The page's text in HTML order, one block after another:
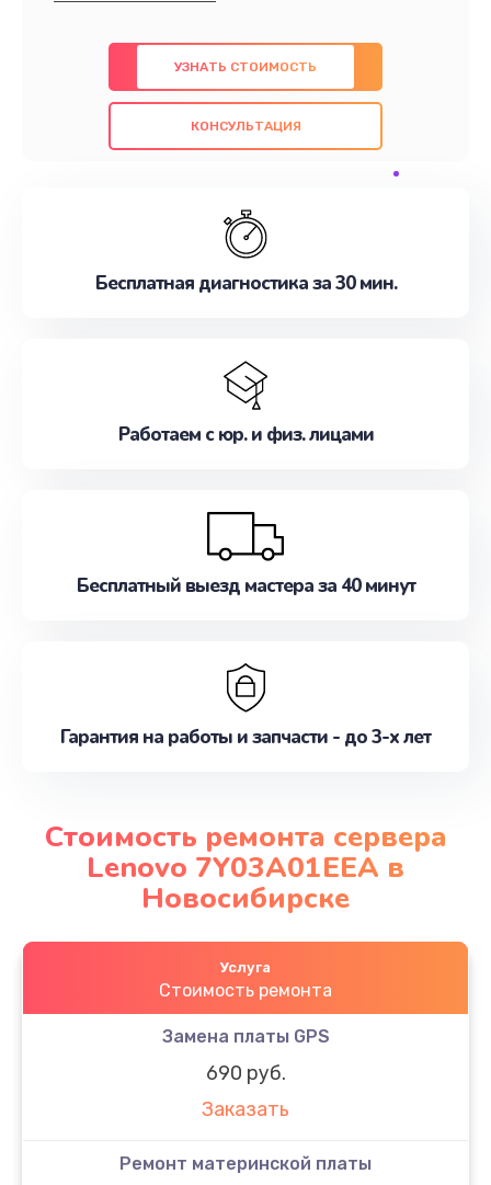
предлагаем быстрый и качественный ремонт с
использованием оригинальных компонентов, а
также гарантируем качество всех
проведенных работ. Наша цель - предоставить
наилучшим образом. Не медлите записаться на
УЗНАТЬ СТОИМОСТЬ
КОНСУЛЬТАЦИЯ
Бесплатная диагностика за 30 мин.
Работаем с юр. и физ. лицами
Бесплатный выезд мастера за 40 минут
Гарантия на работы и запчасти - до 3-х лет
Стоимость ремонта сервера
Lenovo 7Y03A01EEA в
Новосибирске
Услуга
Стоимость ремонта
Замена платы GPS
690 руб.
Заказать
Ремонт материнской платы